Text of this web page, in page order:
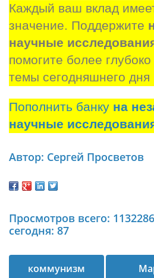
Каждый ваш вклад
значение. Поддержите
научные
помогите более
темы сегодняшнего дня
Пополнить банку на
научные
Автор: Сергей Просветов
Просмотров всего: 1132286
сегодня: 87
коммунизм